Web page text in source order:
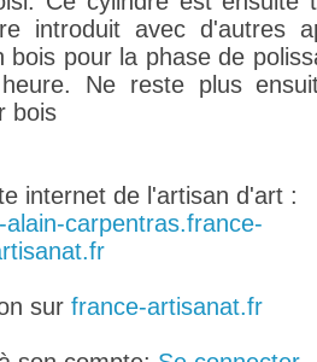
introduit avec d'autres
bois pour la phase de
Ne reste plus
bois
internet de l'artisan d'art :
carpentras.france-
sur france-artisanat.fr